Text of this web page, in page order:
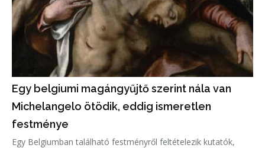
Egy belgiumi magángyűjtő szerint nála van
Michelangelo ötödik, eddig ismeretlen
festménye
Egy Belgiumban található festményről feltételezik kutatók,